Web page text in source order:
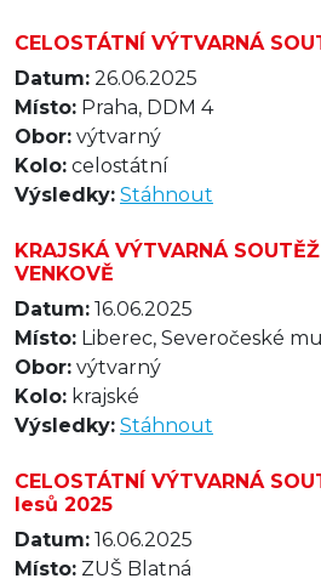
CELOSTÁTNÍ VÝTVARNÁ
Datum: 26.06.2025
Místo: Praha, DDM 4
Obor: výtvarný
Kolo: celostátní
Výsledky: Stáhnout
KRAJSKÁ VÝTVARNÁ
VENKOVĚ
Datum: 16.06.2025
Místo: Liberec, Severočeské
Obor: výtvarný
Kolo: krajské
Výsledky: Stáhnout
CELOSTÁTNÍ VÝTVARNÁ
lesů 2025
Datum: 16.06.2025
Místo: ZUŠ Blatná